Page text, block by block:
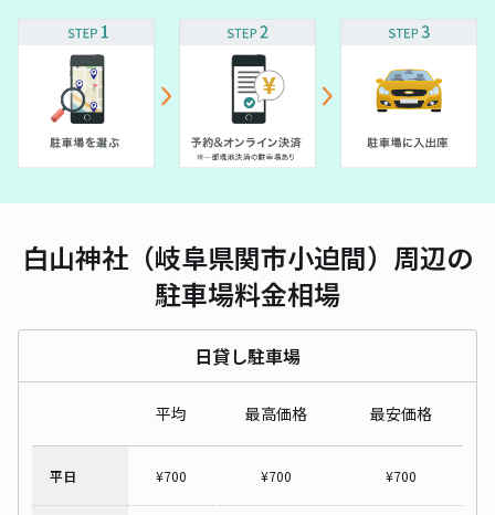
白山神社（岐阜県関市小迫間）周辺の
駐車場料金相場
日貸し駐車場
平均 最高価格 最安価格
平日 ¥700 ¥700 ¥700